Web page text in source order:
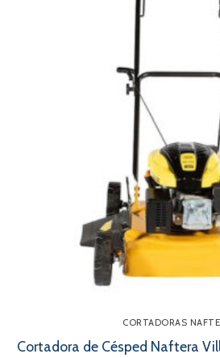
CORTADORAS
Cortadora de Césped Naftera